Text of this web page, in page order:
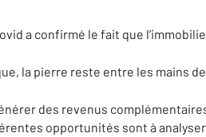
a confirmé le fait que
la pierre reste entre les mains
des revenus
opportunités sont à